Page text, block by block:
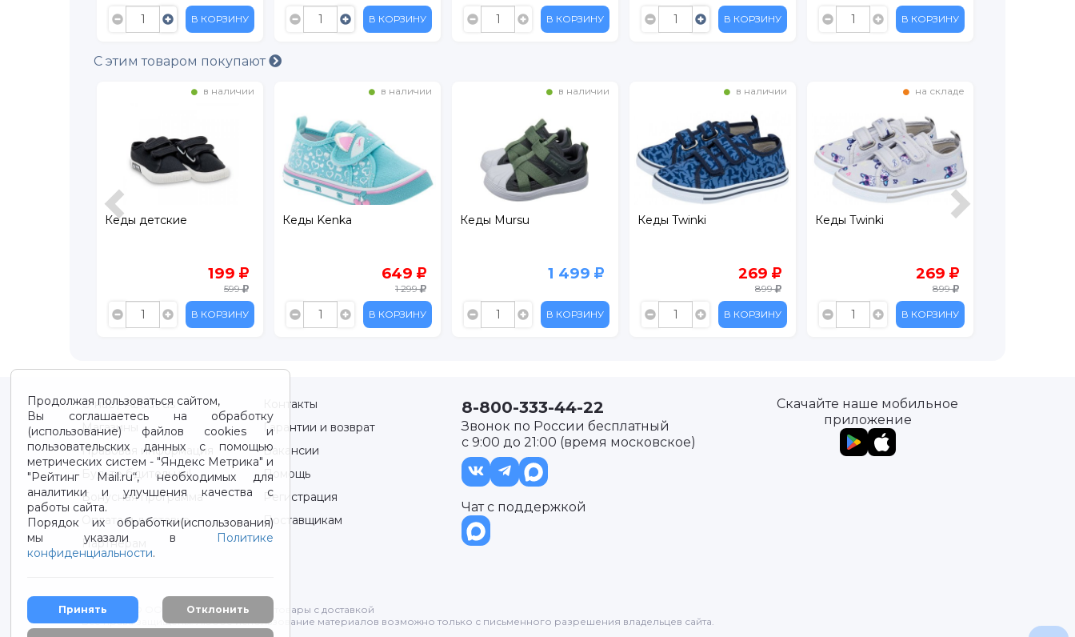
В КОРЗИНУ В КОРЗИНУ В КОРЗИНУ В КОРЗИНУ В КОРЗИНУ
С этим товаром покупают
в наличии
Кеды детские
199
599
В КОРЗИНУ
в наличии
Кеды Kenka
649
1 299
В КОРЗИНУ
в наличии
Кеды Mursu
1 499
В КОРЗИНУ
в наличии
Кеды Twinki
269
899
В КОРЗИНУ
на складе
Кеды Twinki
269
899
В КОРЗИНУ
Продолжая пользоваться сайтом,
Вы соглашаетесь на обработку
(использование) файлов cookies и
пользовательских данных с помощью
метрических систем - "Яндекс Метрика" и
"Рейтинг Mail.ru“, необходимых для
аналитики и улучшения качества с
работы сайта.
Порядок их обработки(использования)
мы указали в Политике
конфиденциальности.
Принять Отклонить
О нас / About us
Контакты
Магазины
Гарантии и возврат
Правовая информация
Вакансии
Будьте бдительны!
Помощь
Бонусная программа
Регистрация
Оплата и доставка
Поставщикам
Партнерам
8-800-333-44-22
Звонок по России бесплатный
с 9:00 до 21:00 (время московское)
Чат с поддержкой
Скачайте наше мобильное
приложение
2012-2026 © ООО "ВОТОНЯ". Детские товары с доставкой
Все права защищены. Любое использование материалов возможно только с письменного разрешения владельцев сайта.